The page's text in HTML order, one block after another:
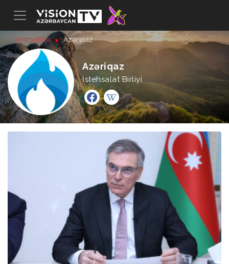
Ana səhifə Azəriqaz
Azəriqaz
İstehsalat Birliyi